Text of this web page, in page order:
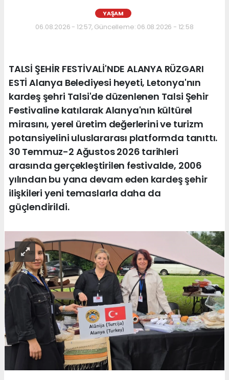
YAŞAM
06.08.2026 - 12:57, Güncelleme: 06.08.2026 - 12:58
TALSİ ŞEHİR FESTİVALİ'NDE ALANYA RÜZGARI
ESTİ Alanya Belediyesi heyeti, Letonya'nın
kardeş şehri Talsi'de düzenlenen Talsi Şehir
Festivaline katılarak Alanya'nın kültürel
mirasını, yerel üretim değerlerini ve turizm
potansiyelini uluslararası platformda tanıttı.
30 Temmuz-2 Ağustos 2026 tarihleri
arasında gerçekleştirilen festivalde, 2006
yılından bu yana devam eden kardeş şehir
ilişkileri yeni temaslarla daha da
güçlendirildi.